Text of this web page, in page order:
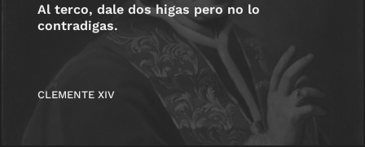
Al terco, dale dos higas pero no lo
contradigas.
CLEMENTE XIV